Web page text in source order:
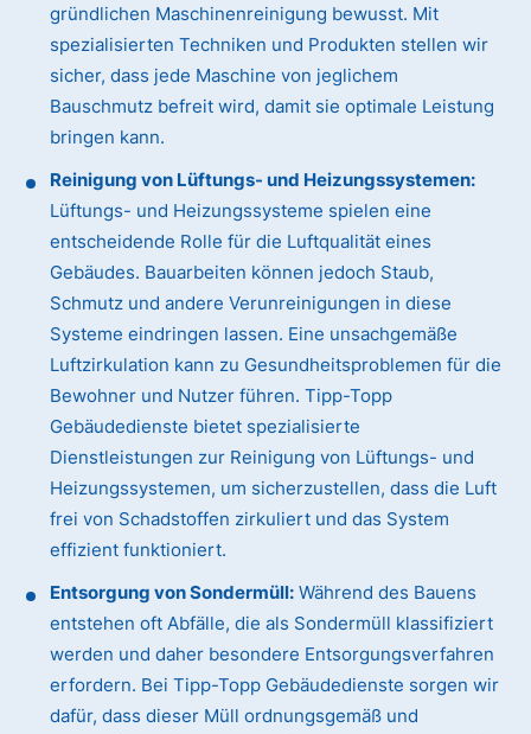
gründlichen Maschinenreinigung bewusst. Mit
spezialisierten Techniken und Produkten stellen wir
sicher, dass jede Maschine von jeglichem
Bauschmutz befreit wird, damit sie optimale Leistung
bringen kann.
Reinigung von Lüftungs- und Heizungssystemen:
Lüftungs- und Heizungssysteme spielen eine
entscheidende Rolle für die Luftqualität eines
Gebäudes. Bauarbeiten können jedoch Staub,
Schmutz und andere Verunreinigungen in diese
Systeme eindringen lassen. Eine unsachgemäße
Luftzirkulation kann zu Gesundheitsproblemen für die
Bewohner und Nutzer führen. Tipp-Topp
Gebäudedienste bietet spezialisierte
Dienstleistungen zur Reinigung von Lüftungs- und
Heizungssystemen, um sicherzustellen, dass die Luft
frei von Schadstoffen zirkuliert und das System
effizient funktioniert.
Entsorgung von Sondermüll: Während des Bauens
entstehen oft Abfälle, die als Sondermüll klassifiziert
werden und daher besondere Entsorgungsverfahren
erfordern. Bei Tipp-Topp Gebäudedienste sorgen wir
dafür, dass dieser Müll ordnungsgemäß und